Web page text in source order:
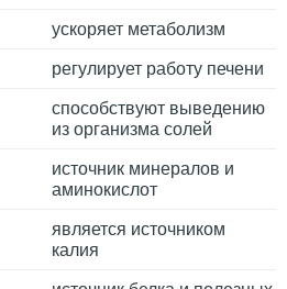
ускоряет метаболизм
регулирует работу печени
способствуют выведению
из организма солей
источник минералов и
аминокислот
является источником
калия